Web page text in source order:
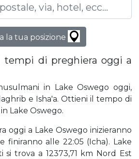
la tua posizione
tempi di preghiera oggi a
in Lake Oswego oggi,
e Isha'a. Ottieni il tempo di
Lake Oswego.
oggi a Lake Oswego inizieranno
finiranno alle 22:05 (Icha). Lake
si trova a 12373,71 km Nord Est